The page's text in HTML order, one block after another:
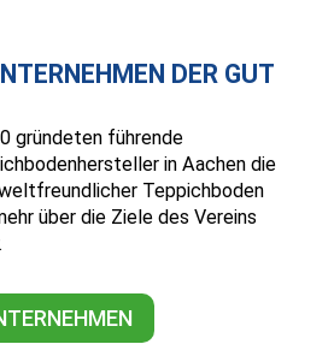
DER GUT
gründeten führende
in Aachen die
Teppichboden
über die Ziele des Vereins